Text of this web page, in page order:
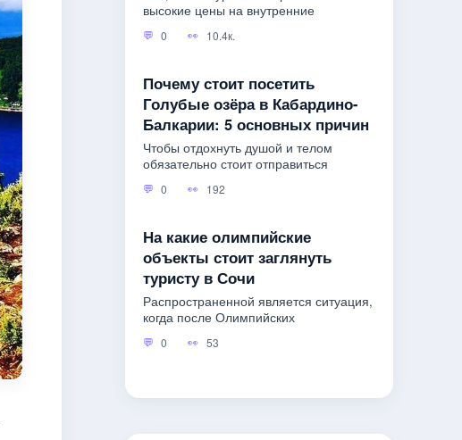
высокие цены на внутренние
0 10.4к.
Почему стоит посетить
Голубые озёра в Кабардино-
Балкарии: 5 основных причин
Чтобы отдохнуть душой и телом
обязательно стоит отправиться
0 192
На какие олимпийские
объекты стоит заглянуть
туристу в Сочи
Распространенной является ситуация,
когда после Олимпийских
0 53